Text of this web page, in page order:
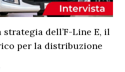
dell’F-Line E, il
per la distribuzione